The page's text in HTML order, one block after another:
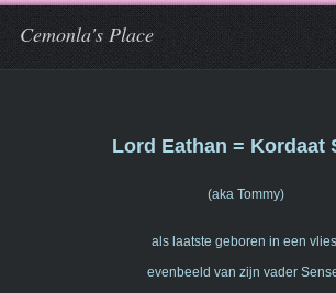
Cemonla's Place
Lord Eathan = Kordaat
(aka Tommy)
als laatste geboren in een
evenbeeld van zijn vader